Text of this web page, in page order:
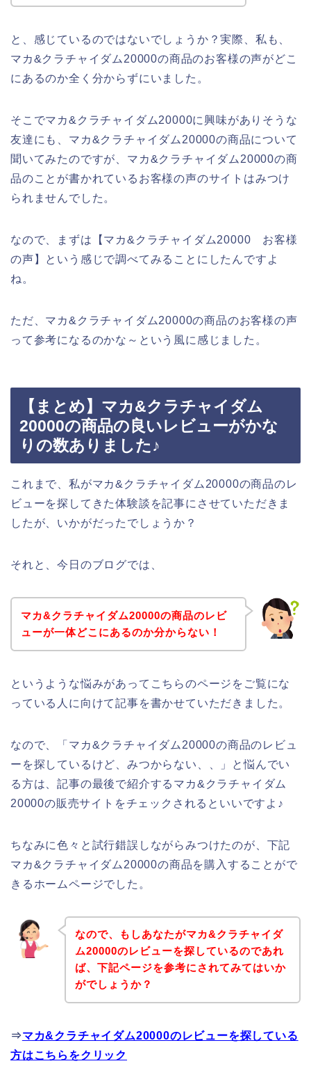
と、感じているのではないでしょうか？実際、私も、
マカ&クラチャイダム20000の商品のお客様の声がどこ
にあるのか全く分からずにいました。
そこでマカ&クラチャイダム20000に興味がありそうな
友達にも、マカ&クラチャイダム20000の商品について
聞いてみたのですが、マカ&クラチャイダム20000の商
品のことが書かれているお客様の声のサイトはみつけ
られませんでした。
なので、まずは【マカ&クラチャイダム20000 お客様
の声】という感じで調べてみることにしたんですよ
ね。
ただ、マカ&クラチャイダム20000の商品のお客様の声
って参考になるのかな～という風に感じました。
【まとめ】マカ&クラチャイダム
20000の商品の良いレビューがかな
りの数ありました♪
これまで、私がマカ&クラチャイダム20000の商品のレ
ビューを探してきた体験談を記事にさせていただきま
したが、いかがだったでしょうか？
それと、今日のブログでは、
マカ&クラチャイダム20000の商品のレビ
ューが一体どこにあるのか分からない！
というような悩みがあってこちらのページをご覧にな
っている人に向けて記事を書かせていただきました。
なので、「マカ&クラチャイダム20000の商品のレビュ
ーを探しているけど、みつからない、、」と悩んでい
る方は、記事の最後で紹介するマカ&クラチャイダム
20000の販売サイトをチェックされるといいですよ♪
ちなみに色々と試行錯誤しながらみつけたのが、下記
マカ&クラチャイダム20000の商品を購入することがで
きるホームページでした。
なので、もしあなたがマカ&クラチャイダ
ム20000のレビューを探しているのであれ
ば、下記ページを参考にされてみてはいか
がでしょうか？
⇒マカ&クラチャイダム20000のレビューを探している
方はこちらをクリック